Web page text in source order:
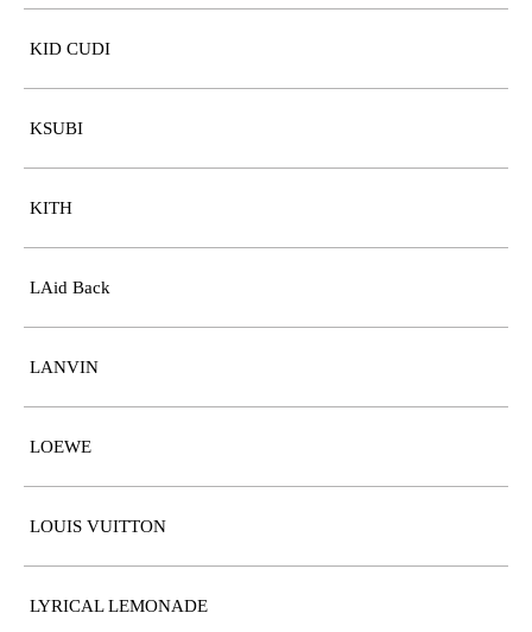
KID CUDI
KSUBI
KITH
LAid Back
LANVIN
LOEWE
LOUIS VUITTON
LYRICAL LEMONADE